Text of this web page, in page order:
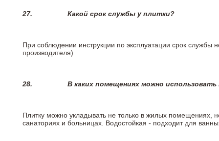
27. Какой срок службы у плитки?
При соблюдении инструкции по эксплуатации срок
производителя)
28. В каких помещениях можно
Плитку можно укладывать не только в жилых помещениях,
санаториях и больницах. Водостойкая - подходит для